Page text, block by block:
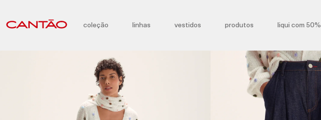
coleção linhas vestidos produtos liqui com 50%